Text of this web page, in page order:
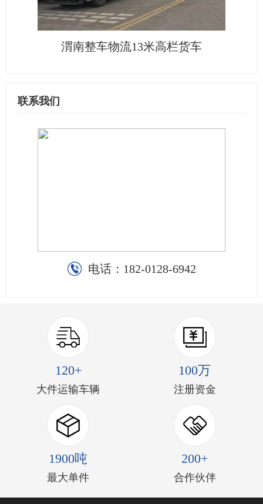
渭南整车物流13米高栏货车
联系我们
电话： 182-0128-6942
120+
大件运输车辆
100万
注册资金
1900吨
最大单件
200+
合作伙伴